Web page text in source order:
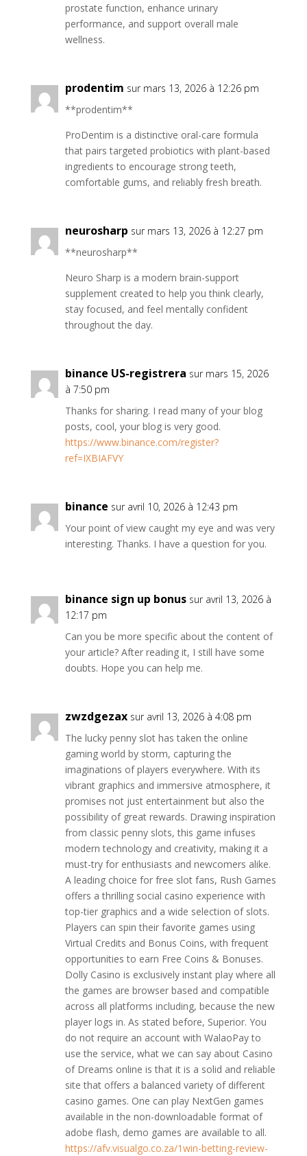
prostate function, enhance urinary
performance, and support overall male
wellness.
prodentim sur mars 13, 2026 à 12:26 pm
**prodentim**
ProDentim is a distinctive oral-care formula
that pairs targeted probiotics with plant-based
ingredients to encourage strong teeth,
comfortable gums, and reliably fresh breath.
neurosharp sur mars 13, 2026 à 12:27 pm
**neurosharp**
Neuro Sharp is a modern brain-support
supplement created to help you think clearly,
stay focused, and feel mentally confident
throughout the day.
binance US-registrera sur mars 15, 2026
à 7:50 pm
Thanks for sharing. I read many of your blog
posts, cool, your blog is very good.
https://www.binance.com/register?
ref=IXBIAFVY
binance sur avril 10, 2026 à 12:43 pm
Your point of view caught my eye and was very
interesting. Thanks. I have a question for you.
binance sign up bonus sur avril 13, 2026 à
12:17 pm
Can you be more specific about the content of
your article? After reading it, I still have some
doubts. Hope you can help me.
zwzdgezax sur avril 13, 2026 à 4:08 pm
The lucky penny slot has taken the online
gaming world by storm, capturing the
imaginations of players everywhere. With its
vibrant graphics and immersive atmosphere, it
promises not just entertainment but also the
possibility of great rewards. Drawing inspiration
from classic penny slots, this game infuses
modern technology and creativity, making it a
must-try for enthusiasts and newcomers alike.
A leading choice for free slot fans, Rush Games
offers a thrilling social casino experience with
top-tier graphics and a wide selection of slots.
Players can spin their favorite games using
Virtual Credits and Bonus Coins, with frequent
opportunities to earn Free Coins & Bonuses.
Dolly Casino is exclusively instant play where all
the games are browser based and compatible
across all platforms including, because the new
player logs in. As stated before, Superior. You
do not require an account with WalaoPay to
use the service, what we can say about Casino
of Dreams online is that it is a solid and reliable
site that offers a balanced variety of different
casino games. One can play NextGen games
available in the non-downloadable format of
adobe flash, demo games are available to all.
https://afv.visualgo.co.za/1win-betting-review-